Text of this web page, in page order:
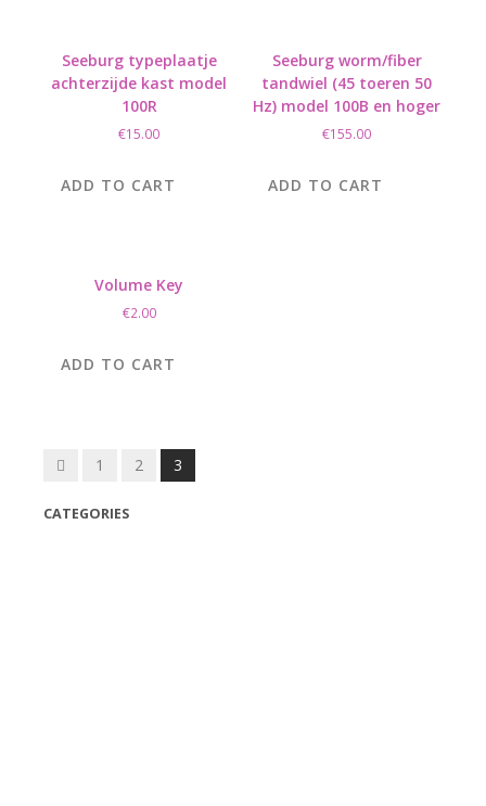
Seeburg typeplaatje
achterzijde kast model
100R
€15.00
ADD TO CART
Seeburg worm/fiber
tandwiel (45 toeren 50
Hz) model 100B en hoger
€155.00
ADD TO CART
Volume Key
€2.00
ADD TO CART
Posts
navigation
1 2 3
CATEGORIES